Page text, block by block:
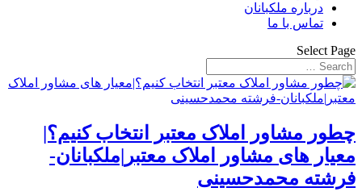
درباره ملکبانان
تماس با ما
Select Page
چطور مشاور املاک معتبر انتخاب کنیم؟|
معیار های مشاور املاک معتبر|ملکبانان-
فرشته محمدحسینی